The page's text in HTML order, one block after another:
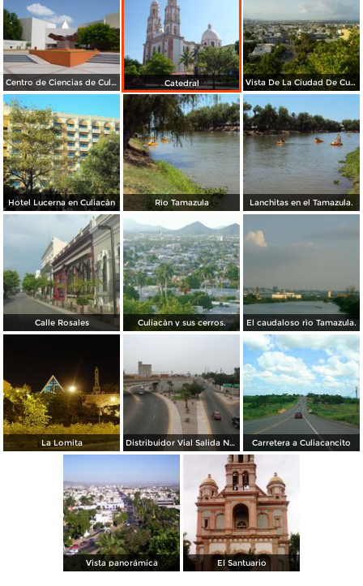
Centro de Ciencias de Culiacan Catedral Vista De La Ciudad De Culiacán.
Hotel Lucerna en Culiacàn Rìo Tamazula Lanchitas en el Tamazula.
Calle Rosales Culiacàn y sus cerros. El caudaloso rìo Tamazula.
La Lomita Distribuidor Vial Salida Norte Culiacán, Sinaloa. Carretera a Culiacancito
Vista panorámica El Santuario